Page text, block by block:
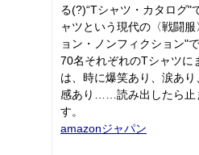
る(?)“Tシャツ・カタログ"
ャツという現代の〈戦闘
ョン・ノンフィクション"
70名それぞれのTシャツに
は、時に爆笑あり、涙あ
感あり……読み出したら止
す。
amazonジャパン